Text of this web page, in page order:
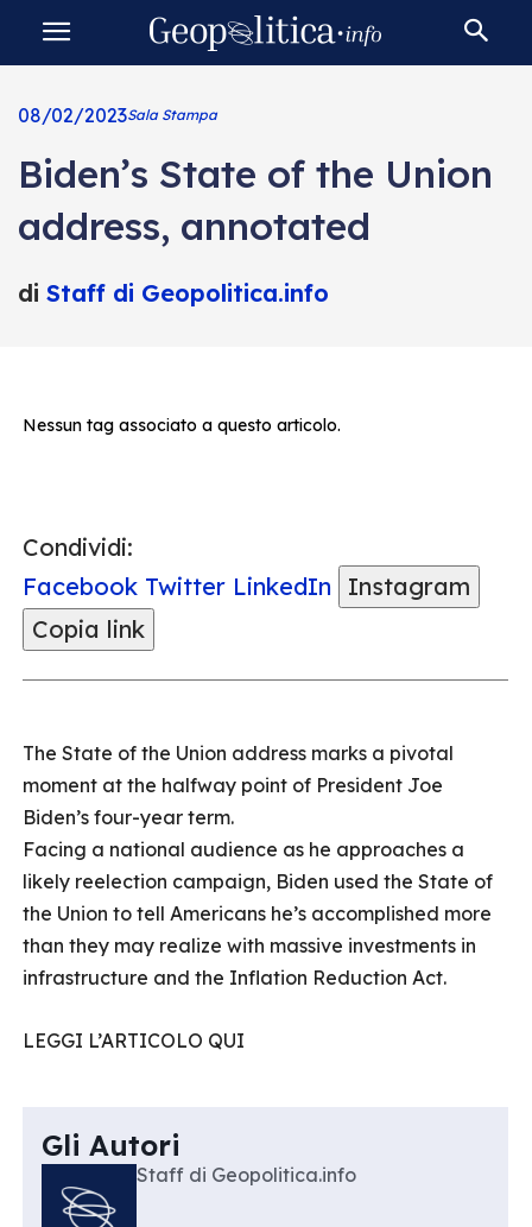
08/02/2023Sala Stampa
Biden’s State of the Union
address, annotated
di Staff di Geopolitica.info
Nessun tag associato a questo articolo.
Condividi:
Facebook Twitter LinkedIn
Instagram
Copia link
The State of the Union address marks a pivotal
moment at the halfway point of President Joe
Biden’s four-year term.
Facing a national audience as he approaches a
likely reelection campaign, Biden used the State of
the Union to tell Americans he’s accomplished more
than they may realize with massive investments in
infrastructure and the Inflation Reduction Act.
LEGGI L’ARTICOLO QUI
Gli Autori
Staff di Geopolitica.info